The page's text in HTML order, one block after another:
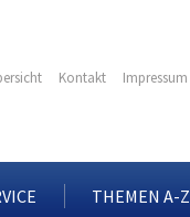
Kontakt Impressum
THEMEN A-Z